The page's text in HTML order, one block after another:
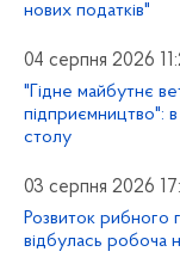
нових податків"
04 серпня 2026
"Гідне майбутнє
підприємництво":
столу
03 серпня 2026
Розвиток рибного
відбулась